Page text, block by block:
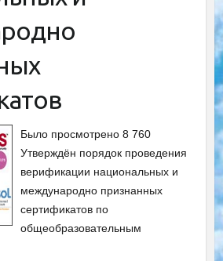
Было просмотрено 8 760
Утверждён порядок проведения
верификации национальных и
международно признанных
сертификатов по
общеобразовательным